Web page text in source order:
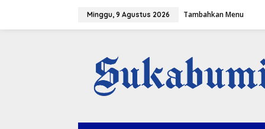
Minggu, 9 Agustus 2026 Tambahkan Menu